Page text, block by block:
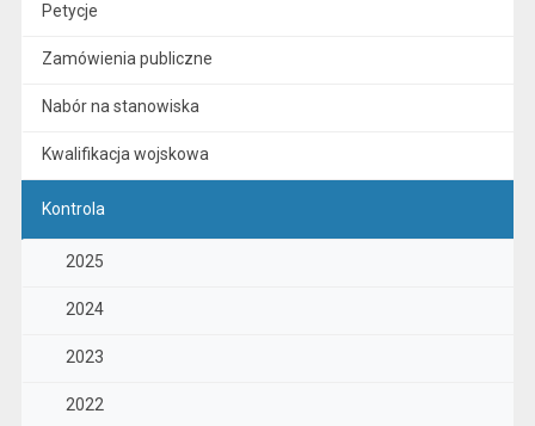
Petycje
Zamówienia publiczne
Nabór na stanowiska
Kwalifikacja wojskowa
Kontrola
2025
2024
2023
2022